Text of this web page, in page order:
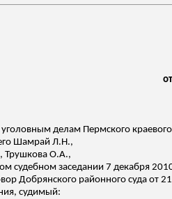
делам Пермского краевого
Шамрай Л.Н.,
Трушкова О.А.,
судебном заседании 7 декабря
Добрянского районного суда от
судимый: